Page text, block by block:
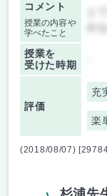
コメント
授業の内容や
学べたこと
授業を
受けた時期
評価
充
楽
(2018/08/07)